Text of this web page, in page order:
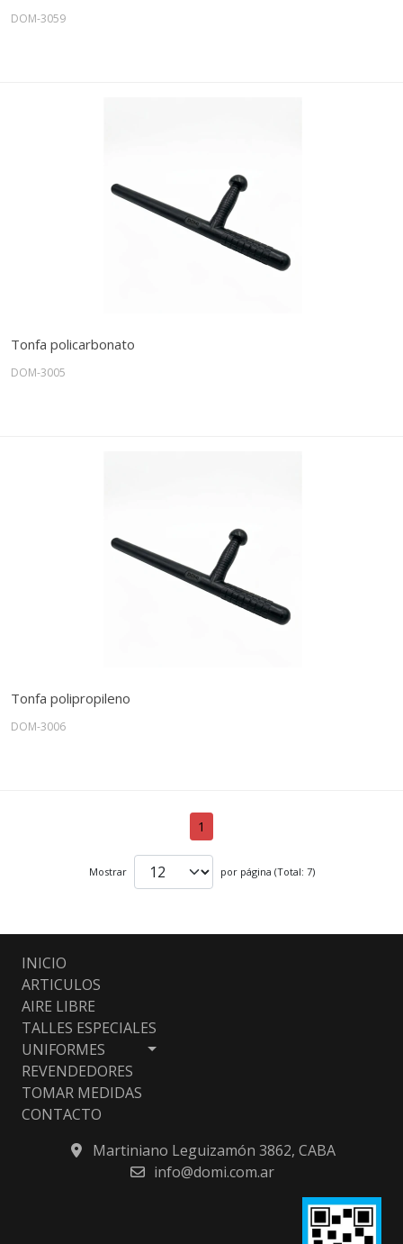
DOM-3059
Tonfa policarbonato
DOM-3005
Tonfa polipropileno
DOM-3006
1
Mostrar por página (Total: 7)
INICIO
ARTICULOS
AIRE LIBRE
TALLES ESPECIALES
UNIFORMES
REVENDEDORES
TOMAR MEDIDAS
CONTACTO
Martiniano Leguizamón 3862, CABA
info@domi.com.ar